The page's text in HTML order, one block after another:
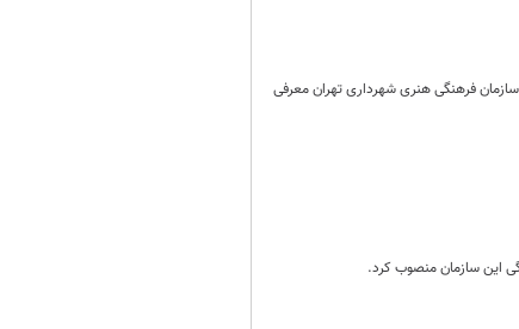
فرهنگی هنری شهرداری تهران معرفی
این سازمان منصوب کرد.